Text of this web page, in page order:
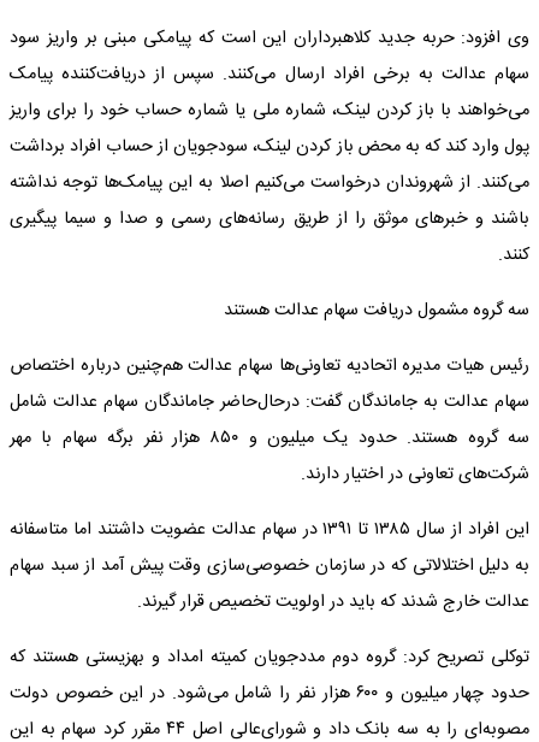
وی افزود: حربه جدید کلاهبرداران این است که پیامکی مبنی بر واریز سود
سهام عدالت به برخی افراد ارسال می‌کنند. سپس از دریافت‌کننده پیامک
می‌خواهند با باز کردن لینک، شماره ملی یا شماره حساب خود را برای واریز
پول وارد کند که به محض باز کردن لینک، سودجویان از حساب افراد برداشت
می‌کنند. از شهروندان درخواست می‌کنیم اصلا به این پیامک‌ها توجه نداشته
باشند و خبرهای موثق را از طریق رسانه‌های رسمی و صدا و سیما پیگیری
کنند.
سه گروه مشمول دریافت سهام عدالت هستند
رئیس هیات مدیره اتحادیه تعاونی‌ها سهام عدالت هم‌چنین درباره اختصاص
سهام عدالت به جاماندگان گفت: درحال‌حاضر جاماندگان سهام عدالت شامل
سه گروه هستند. حدود یک میلیون و ۸۵۰ هزار نفر برگه سهام با مهر
شرکت‌های تعاونی در اختیار دارند.
این افراد از سال ۱۳۸۵ تا ۱۳۹۱ در سهام عدالت عضویت داشتند اما متاسفانه
به دلیل اختلالاتی که در سازمان خصوصی‌سازی وقت پیش آمد از سبد سهام
عدالت خارج شدند که باید در اولویت تخصیص قرار گیرند.
توکلی تصریح کرد: گروه دوم مددجویان کمیته امداد و بهزیستی هستند که
حدود چهار میلیون و ۶۰۰ هزار نفر را شامل می‌شود. در این خصوص دولت
مصوبه‌ای را به سه بانک داد و شورای‌عالی اصل ۴۴ مقرر کرد سهام به این